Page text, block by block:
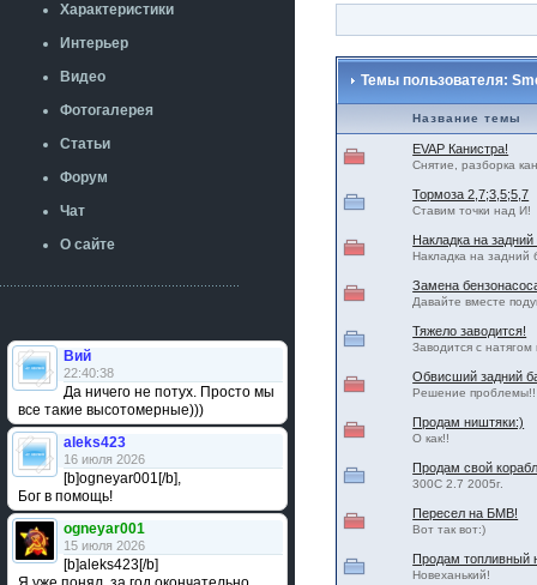
Характеристики
Интерьер
Видео
Фотогалерея
Статьи
Форум
Чат
О сайте
Вий
22:40:38
Да ничего не потух. Просто мы
все такие высотомерные)))
aleks423
16 июля 2026
[b]ogneyar001[/b],
Бог в помощь!
ogneyar001
15 июля 2026
[b]aleks423[/b]
Темы пользователя:
Название темы
EVAP Канистра!
Снятие, разборка
Тормоза 2,7;3,5;5,7
Ставим точки над И!
Накладка на
Накладка на задний
Замена
Давайте вместе
Тяжело заводится!
Заводится с натягом
Обвисший задний
Решение проблемы!!
Продам ништяки:)
О как!!
Продам свой
300С 2.7 2005г.
Пересел на БМВ!
Вот так вот:)
Продам топливный
Новеханький!